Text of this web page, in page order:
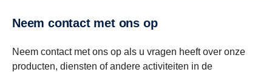
Neem contact met ons op
Neem contact met ons op als u vragen heeft over onze
producten, diensten of andere activiteiten in de